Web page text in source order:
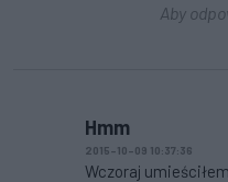
Aby
Hmm
2015-10-09 10:37:36
Wczoraj